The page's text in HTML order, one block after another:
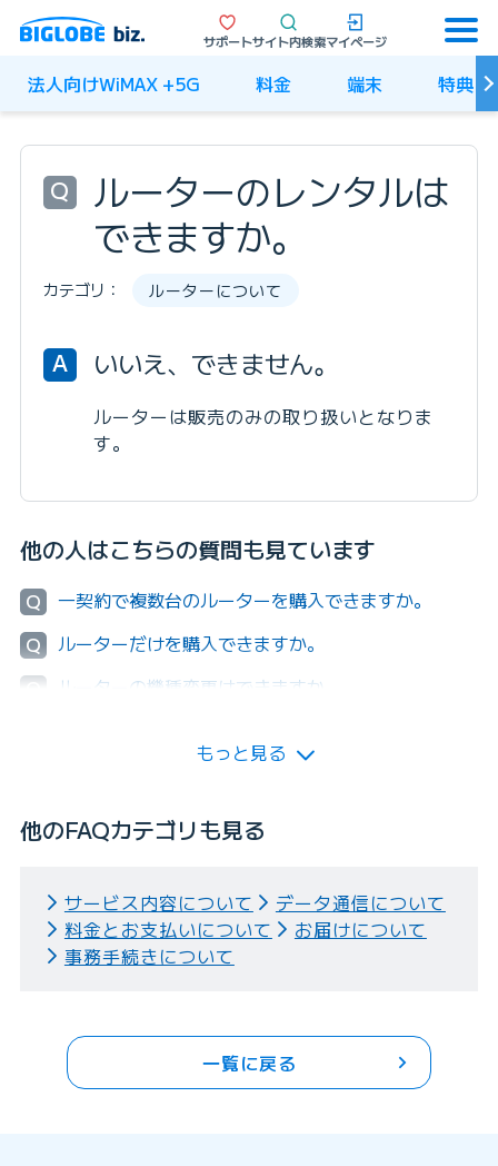
サポートサイト内検索マイページ
法人向けWiMAX +5G 料金 端末 特典
Q
ルーターのレンタルは
できますか。
カテゴリ： ルーターについて
A いいえ、できません。
ルーターは販売のみの取り扱いとなりま
す。
他の人はこちらの質問も見ています
Q
一契約で複数台のルーターを購入できますか。
Q
ルーターだけを購入できますか。
Q
ルーターの機種変更はできますか。
もっと見る
他のFAQカテゴリも見る
サービス内容について
データ通信について
料金とお支払いについて
お届けについて
事務手続きについて
一覧に戻る